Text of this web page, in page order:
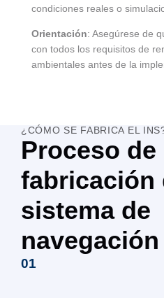
condiciones reales o
Orientación: Asegúrese de
con todos los requisitos de
ambientales antes de la
¿CÓMO SE FABRICA EL
Proceso de
fabricación
sistema de
01